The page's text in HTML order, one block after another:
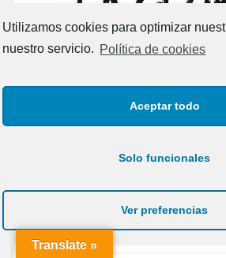
Utilizamos cookies para optimizar
nuestro servicio. Política de cookies
Aceptar todo
Solo funcionales
Ver preferencias
Translate »